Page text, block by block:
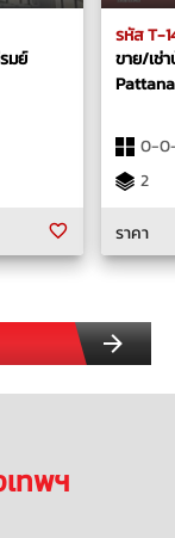
มย์
รหัส T-
ขาย/เช่
0-
2
ราคา
ทพฯ